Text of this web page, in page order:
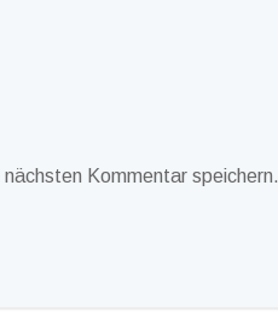
Kommentar speichern.